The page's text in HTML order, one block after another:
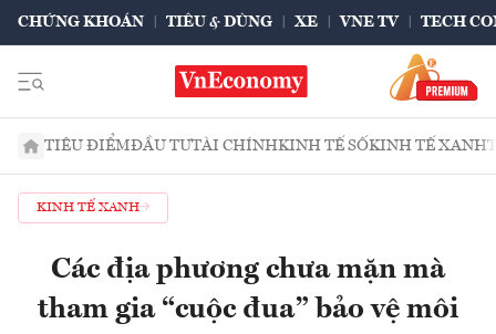
CHỨNG KHOÁN TIÊU & DÙNG XE VNE TV TECH
TIÊU ĐIỂMĐẦU TƯTÀI CHÍNHKINH TẾ SỐKINH TẾ XANH
KINH TẾ XANH
Các địa phương chưa mặn mà
tham gia “cuộc đua” bảo vệ môi